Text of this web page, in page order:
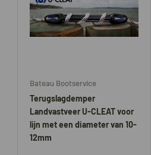
Bateau Bootservice
Terugslagdemper
Landvastveer U-CLEAT voor
lijn met een diameter van 10-
12mm